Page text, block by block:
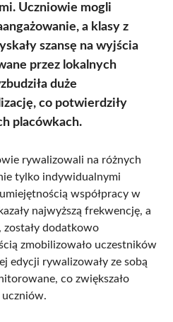
Uczniowie mogli
a klasy z
szansę na wyjścia
przez lokalnych
duże
co potwierdziły
placówkach.
rywalizowali na różnych
tylko indywidualnymi
współpracy w
najwyższą frekwencję, a
zostały dodatkowo
zmobilizowało uczestników
edycji rywalizowały ze sobą
co zwiększało
uczniów.